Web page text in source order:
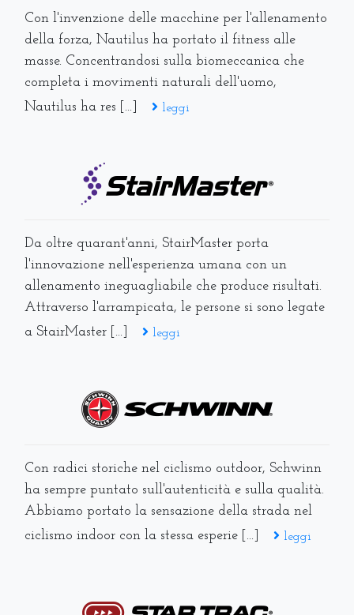
Con l'invenzione delle macchine per l'allenamento
della forza, Nautilus ha portato il fitness alle
masse. Concentrandosi sulla biomeccanica che
completa i movimenti naturali dell'uomo,
Nautilus ha res [...]
leggi
Da oltre quarant'anni, StairMaster porta
l'innovazione nell'esperienza umana con un
allenamento ineguagliabile che produce risultati.
Attraverso l'arrampicata, le persone si sono legate
a StairMaster [...]
leggi
Con radici storiche nel ciclismo outdoor, Schwinn
ha sempre puntato sull'autenticità e sulla qualità.
Abbiamo portato la sensazione della strada nel
ciclismo indoor con la stessa esperie [...]
leggi